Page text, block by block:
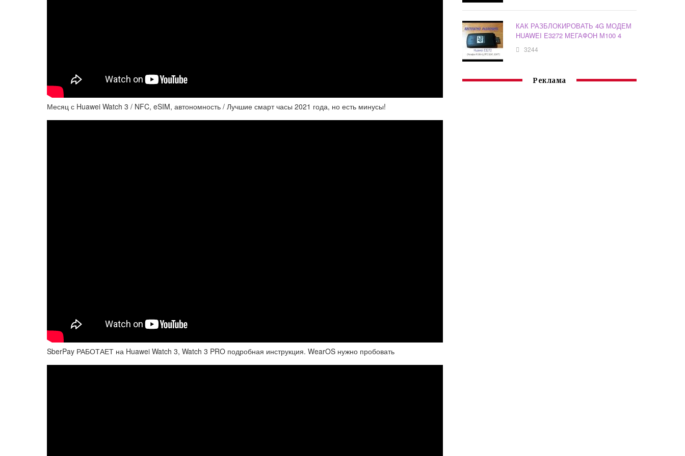
Месяц с Huawei Watch 3 / NFC, eSIM, автономность / Лучшие смарт часы 2021 года, но есть минусы!
SberPay РАБОТАЕТ на Huawei Watch 3, Watch 3 PRO подробная инструкция. WearOS нужно пробовать
КАК РАЗБЛОКИРОВАТЬ 4G МОДЕМ
HUAWEI E3272 МЕГАФОН М100 4
3244
Реклама